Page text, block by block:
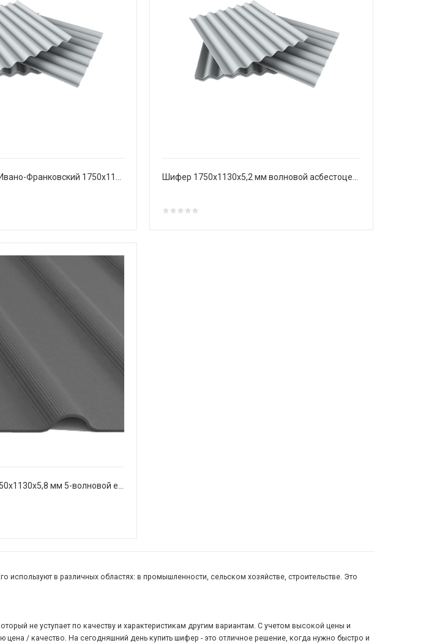
в различных областях: в промышленности, сельском хозяйстве, строительстве. Это
не уступает по качеству и характеристикам другим вариантам. С учетом высокой цены и
/ качество. На сегодняшний день купить шифер - это отличное решение, когда нужно быстро и